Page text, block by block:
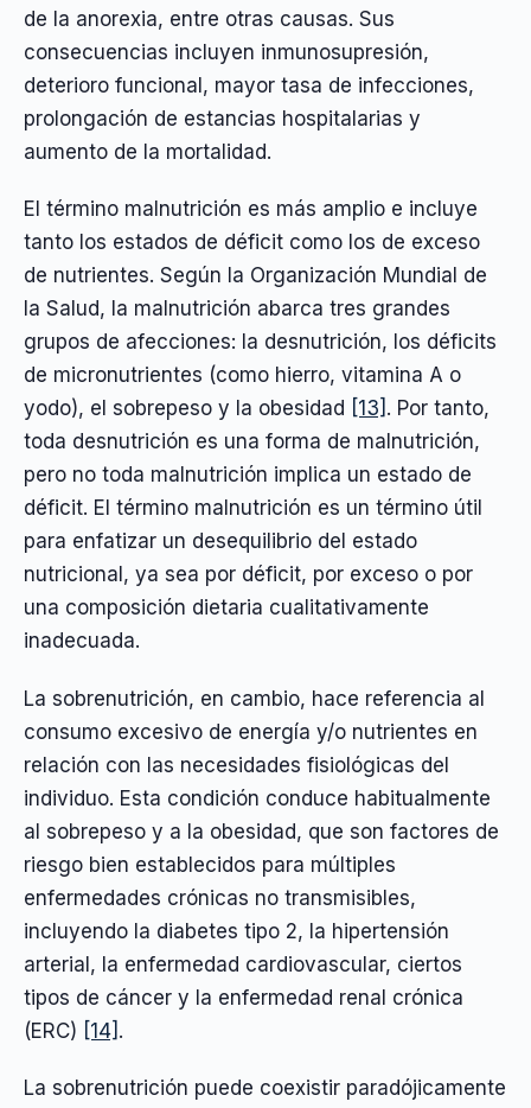
de la anorexia, entre otras causas. Sus
consecuencias incluyen inmunosupresión,
deterioro funcional, mayor tasa de infecciones,
prolongación de estancias hospitalarias y
aumento de la mortalidad.
El término malnutrición es más amplio e incluye
tanto los estados de déficit como los de exceso
de nutrientes. Según la Organización Mundial de
la Salud, la malnutrición abarca tres grandes
grupos de afecciones: la desnutrición, los déficits
de micronutrientes (como hierro, vitamina A o
yodo), el sobrepeso y la obesidad [13] . Por tanto,
toda desnutrición es una forma de malnutrición,
pero no toda malnutrición implica un estado de
déficit. El término malnutrición es un término útil
para enfatizar un desequilibrio del estado
nutricional, ya sea por déficit, por exceso o por
una composición dietaria cualitativamente
inadecuada.
La sobrenutrición, en cambio, hace referencia al
consumo excesivo de energía y/o nutrientes en
relación con las necesidades fisiológicas del
individuo. Esta condición conduce habitualmente
al sobrepeso y a la obesidad, que son factores de
riesgo bien establecidos para múltiples
enfermedades crónicas no transmisibles,
incluyendo la diabetes tipo 2, la hipertensión
arterial, la enfermedad cardiovascular, ciertos
tipos de cáncer y la enfermedad renal crónica
(ERC) [14] .
La sobrenutrición puede coexistir paradójicamente